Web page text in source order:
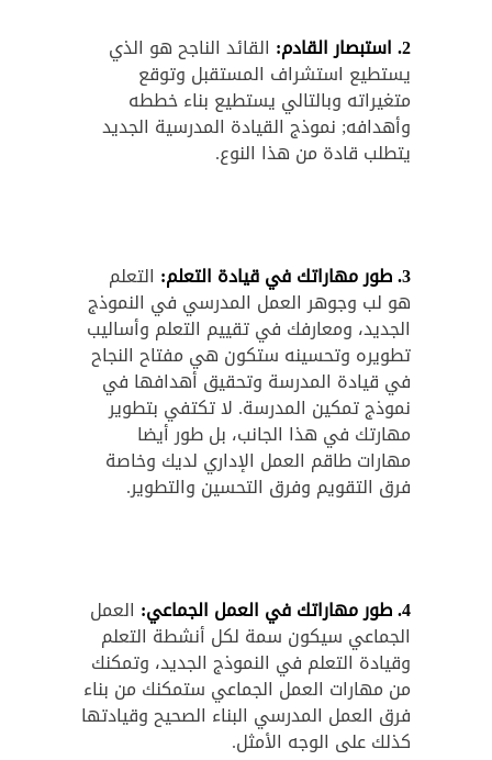
2
.استبصار القادم: القائد الناجح هو الذي
يستطيع استشراف المستقبل وتوقع
متغيراته وبالتالي يستطيع بناء خططه
وأهدافه; نموذج القيادة المدرسية الجديد
يتطلب قادة من هذا النوع.
3
.طور مهاراتك في قيادة التعلم: التعلم
هو لب وجوهر العمل المدرسي في النموذج
الجديد، ومعارفك في تقييم التعلم وأساليب
تطويره وتحسينه ستكون هي مفتاح النجاح
في قيادة المدرسة وتحقيق أهدافها في
نموذج تمكين المدرسة. لا تكتفي بتطوير
مهارتك في هذا الجانب، بل طور أيضا
مهارات طاقم العمل الإداري لديك وخاصة
فرق التقويم وفرق التحسين والتطوير.
4
.طور مهاراتك في العمل الجماعي: العمل
الجماعي سيكون سمة لكل أنشطة التعلم
وقيادة التعلم في النموذج الجديد، وتمكنك
من مهارات العمل الجماعي ستمكنك من بناء
فرق العمل المدرسي البناء الصحيح وقيادتها
كذلك على الوجه الأمثل.